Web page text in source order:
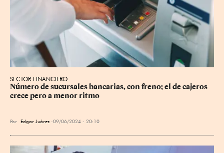
SECTOR FINANCIERO
Número de sucursales bancarias, con freno; el de cajeros
crece pero a menor ritmo
Por Edgar Juárez 09/06/2024 - 20:10